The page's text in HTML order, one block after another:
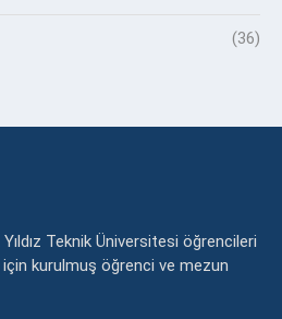
(36)
Teknik Üniversitesi öğrencileri
için kurulmuş öğrenci ve mezun